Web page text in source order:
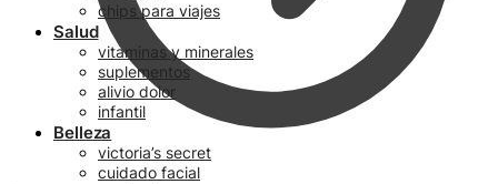
chips para viajes
Salud
vitaminas y minerales
suplementos
alivio dolor
infantil
Belleza
victoria’s secret
cuidado facial